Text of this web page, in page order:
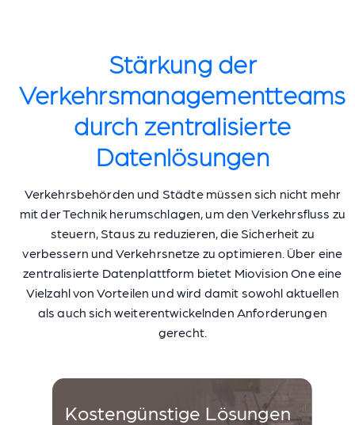
Stärkung der
Verkehrsmanagementteams
durch zentralisierte
Datenlösungen
Verkehrsbehörden und Städte müssen sich nicht mehr
mit der Technik herumschlagen, um den Verkehrsfluss zu
steuern, Staus zu reduzieren, die Sicherheit zu
verbessern und Verkehrsnetze zu optimieren. Über eine
zentralisierte Datenplattform bietet Miovision One eine
Vielzahl von Vorteilen und wird damit sowohl aktuellen
als auch sich weiterentwickelnden Anforderungen
gerecht.
Kostengünstige Lösungen